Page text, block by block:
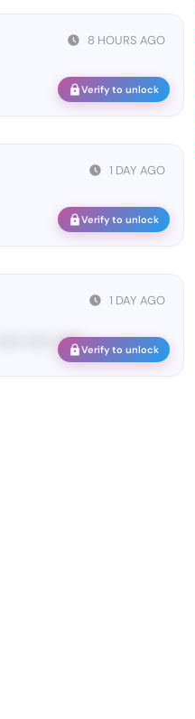
8 HOURS AGO
Verify to unlock
1 DAY AGO
Verify to unlock
1 DAY AGO
•••••• ••••••Verify to unlock